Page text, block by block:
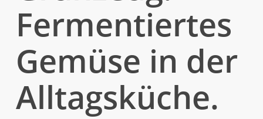
Fermentiertes
Gemüse in der
Alltagsküche.